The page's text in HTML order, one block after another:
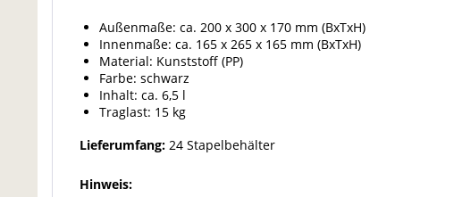
Außenmaße: ca. 200 x 300 x 170 mm (BxTxH)
Innenmaße: ca. 165 x 265 x 165 mm (BxTxH)
Material: Kunststoff (PP)
Farbe: schwarz
Inhalt: ca. 6,5 l
Traglast: 15 kg
Lieferumfang: 24 Stapelbehälter
Hinweis: